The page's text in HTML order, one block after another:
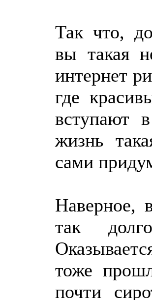
Так что,
вы такая
интернет
где
вступают
жизнь
сами
Наверное,
так
тоже
почти